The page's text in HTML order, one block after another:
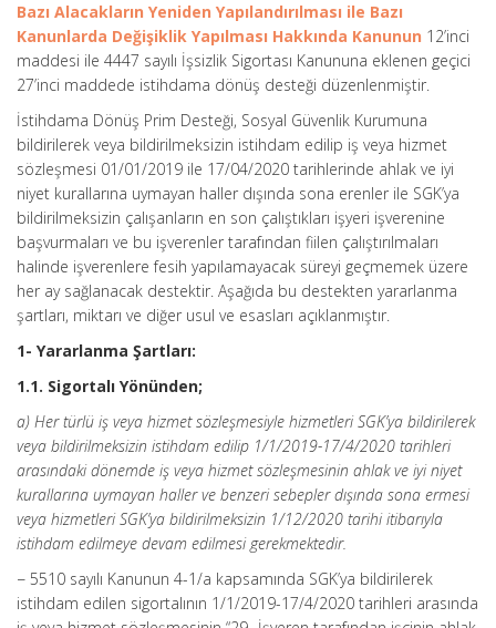
Bazı Alacakların Yeniden Yapılandırılması ile Bazı
Kanunlarda Değişiklik Yapılması Hakkında Kanunun 12’inci
maddesi ile 4447 sayılı İşsizlik Sigortası Kanununa eklenen geçici
27’inci maddede istihdama dönüş desteği düzenlenmiştir.
İstihdama Dönüş Prim Desteği, Sosyal Güvenlik Kurumuna
bildirilerek veya bildirilmeksizin istihdam edilip iş veya hizmet
sözleşmesi 01/01/2019 ile 17/04/2020 tarihlerinde ahlak ve iyi
niyet kurallarına uymayan haller dışında sona erenler ile SGK’ya
bildirilmeksizin çalışanların en son çalıştıkları işyeri işverenine
başvurmaları ve bu işverenler tarafından fiilen çalıştırılmaları
halinde işverenlere fesih yapılamayacak süreyi geçmemek üzere
her ay sağlanacak destektir. Aşağıda bu destekten yararlanma
şartları, miktarı ve diğer usul ve esasları açıklanmıştır.
1- Yararlanma Şartları:
1.1. Sigortalı Yönünden;
a) Her türlü iş veya hizmet sözleşmesiyle hizmetleri SGK’ya bildirilerek
veya bildirilmeksizin istihdam edilip 1/1/2019-17/4/2020 tarihleri
arasındaki dönemde iş veya hizmet sözleşmesinin ahlak ve iyi niyet
kurallarına uymayan haller ve benzeri sebepler dışında sona ermesi
veya hizmetleri SGK’ya bildirilmeksizin 1/12/2020 tarihi itibarıyla
istihdam edilmeye devam edilmesi gerekmektedir.
− 5510 sayılı Kanunun 4-1/a kapsamında SGK’ya bildirilerek
istihdam edilen sigortalının 1/1/2019-17/4/2020 tarihleri arasında